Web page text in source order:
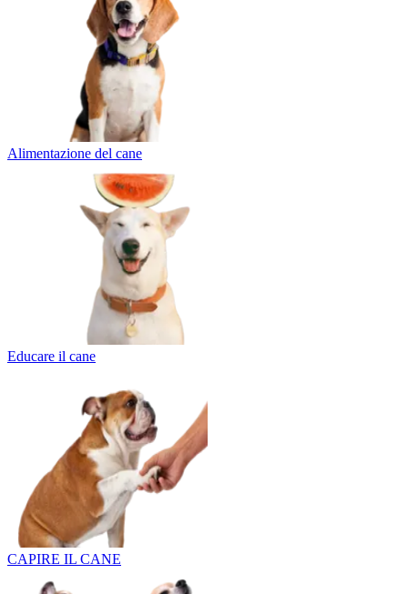
Alimentazione del cane
Educare il cane
CAPIRE IL CANE